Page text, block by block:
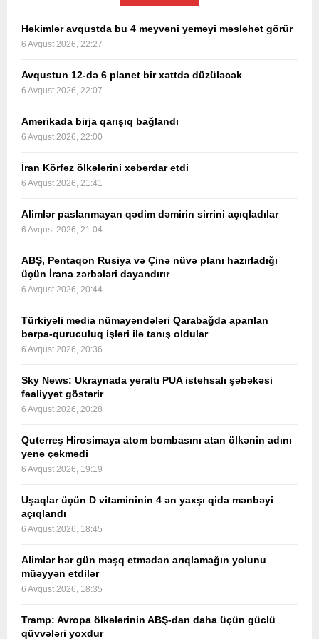
Həkimlər avqustda bu 4 meyvəni yeməyi məsləhət görür
6 Avqust 2026, 22:27
Avqustun 12-də 6 planet bir xəttdə düzüləcək
6 Avqust 2026, 22:07
Amerikada birja qarışıq bağlandı
6 Avqust 2026, 22:00
İran Körfəz ölkələrini xəbərdar etdi
6 Avqust 2026, 21:41
Alimlər paslanmayan qədim dəmirin sirrini açıqladılar
6 Avqust 2026, 21:04
ABŞ, Pentaqon Rusiya və Çinə nüvə planı hazırladığı
üçün İrana zərbələri dayandırır
6 Avqust 2026, 20:44
Türkiyəli media nümayəndələri Qarabağda aparılan
bərpa-quruculuq işləri ilə tanış oldular
6 Avqust 2026, 20:36
Sky News: Ukraynada yeraltı PUA istehsalı şəbəkəsi
fəaliyyət göstərir
6 Avqust 2026, 20:28
Quterreş Hirosimaya atom bombasını atan ölkənin adını
yenə çəkmədi
6 Avqust 2026, 19:19
Uşaqlar üçün D vitamininin 4 ən yaxşı qida mənbəyi
açıqlandı
6 Avqust 2026, 18:45
Alimlər hər gün məşq etmədən arıqlamağın yolunu
müəyyən etdilər
6 Avqust 2026, 18:35
Tramp: Avropa ölkələrinin ABŞ-dan daha üçün güclü
qüvvələri yoxdur